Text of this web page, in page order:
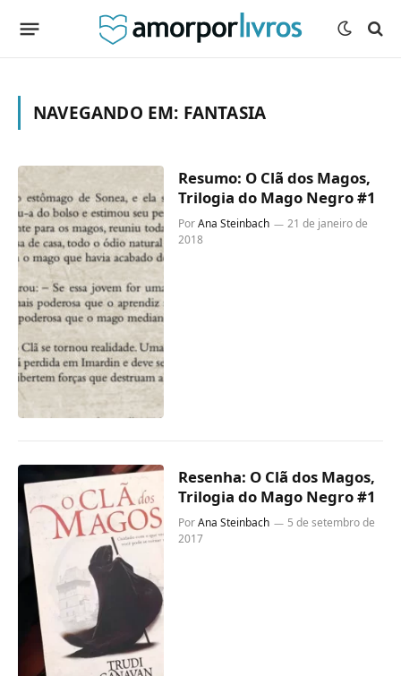
NAVEGANDO EM: FANTASIA
Resumo: O Clã dos Magos,
Trilogia do Mago Negro #1
PorAna Steinbach
21 de janeiro de
2018
Resenha: O Clã dos Magos,
Trilogia do Mago Negro #1
PorAna Steinbach
5 de setembro de
2017